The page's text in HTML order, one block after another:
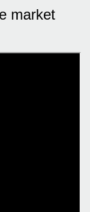
market